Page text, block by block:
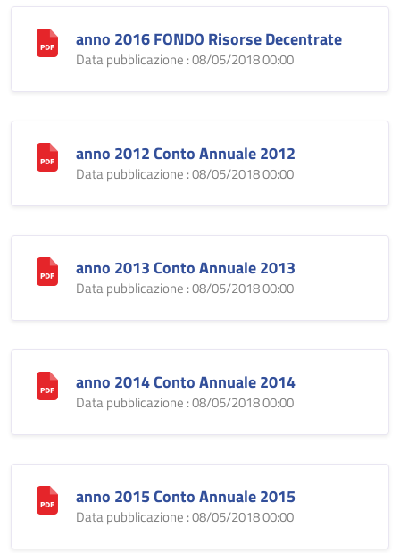
anno 2016 FONDO Risorse Decentrate
Data pubblicazione : 08/05/2018 00:00
anno 2012 Conto Annuale 2012
Data pubblicazione : 08/05/2018 00:00
anno 2013 Conto Annuale 2013
Data pubblicazione : 08/05/2018 00:00
anno 2014 Conto Annuale 2014
Data pubblicazione : 08/05/2018 00:00
anno 2015 Conto Annuale 2015
Data pubblicazione : 08/05/2018 00:00